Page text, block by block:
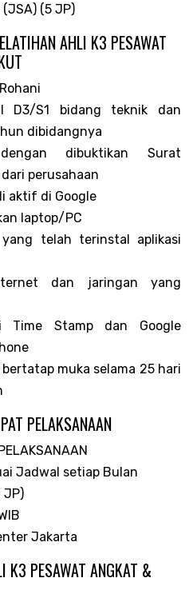
(5 JP)
AHLI K3 PESAWAT
D3/S1 bidang teknik dan
dibidangnya
dibuktikan Surat
perusahaan
aktif di Google
laptop/PC
telah terinstal aplikasi
dan jaringan yang
Time Stamp dan Google
muka selama 25 hari
PELAKSANAAN
Jadwal setiap Bulan
JP)
Jakarta
K3 PESAWAT ANGKAT &